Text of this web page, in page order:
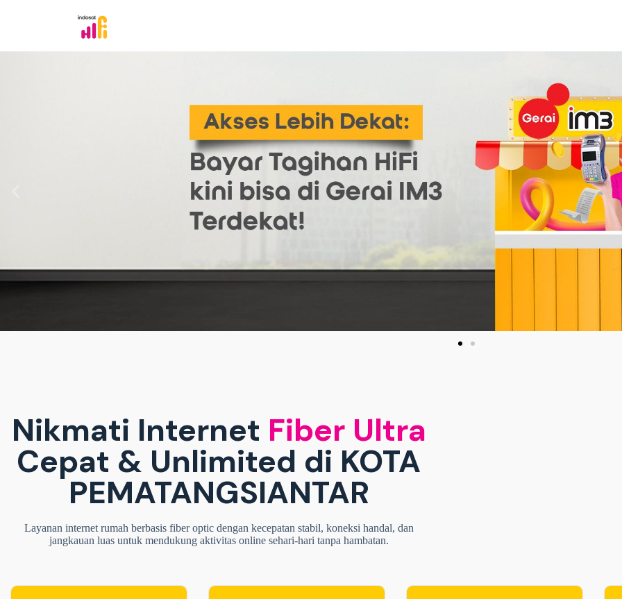
Nikmati Internet Fiber Ultra
Cepat & Unlimited di KOTA
PEMATANGSIANTAR
Layanan internet rumah berbasis fiber optic dengan kecepatan stabil, koneksi handal, dan
jangkauan luas untuk mendukung aktivitas online sehari-hari tanpa hambatan.